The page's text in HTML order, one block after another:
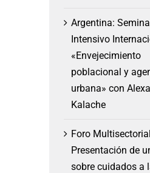
Argentina:
Intensivo
«Envejecimiento
poblacional y
urbana» con
Kalache
Foro Multisectorial
Presentación de
sobre cuidados a